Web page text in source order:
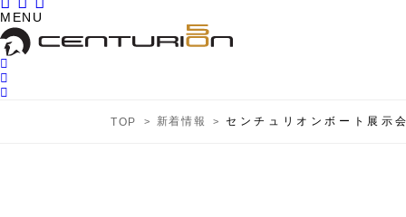
MENU
TOP 新着情報 センチュリオンボート展示